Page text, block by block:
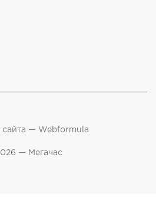
сайта — Webformula
— Мегачас